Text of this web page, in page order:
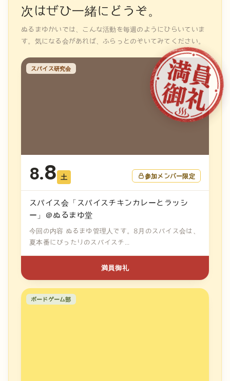
次はぜひ一緒にどうぞ。
ぬるまゆかいでは、こんな活動を毎週のようにひらいていま
す。気になる会があれば、ふらっとのぞいてみてください。
スパイス研究会
8.8 土 参加メンバー限定
スパイス会「スパイスチキンカレーとラッシ
ー」＠ぬるまゆ堂
今回の内容 ぬるまゆ管理人です。8月のスパイス会は、
夏本番にぴったりのスパイスチ...
満員御礼
ボードゲーム部